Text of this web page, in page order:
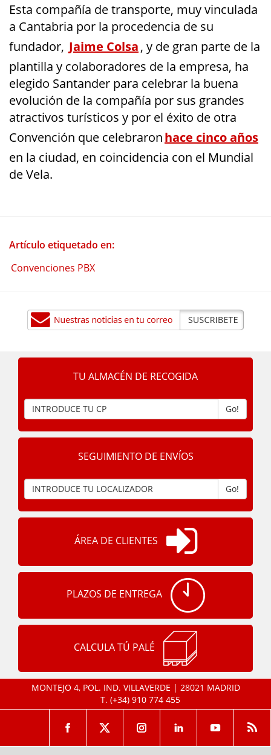
Esta compañía de transporte, muy vinculada
a Cantabria por la procedencia de su
fundador, Jaime Colsa, y de gran parte de la
plantilla y colaboradores de la empresa, ha
elegido Santander para celebrar la buena
evolución de la compañía por sus grandes
atractivos turísticos y por el éxito de otra
Convención que celebraronhace cinco años
en la ciudad, en coincidencia con el Mundial
de Vela.
Artículo etiquetado en:
Convenciones PBX
TU ALMACÉN DE RECOGIDA
Go!
SEGUIMIENTO DE ENVÍOS
Go!
ÁREA DE CLIENTES
PLAZOS DE ENTREGA
CALCULA TÚ PALÉ
MONTEJO 4, POL. IND. VILLAVERDE | 28021 MADRID
T. (+34) 910 774 455